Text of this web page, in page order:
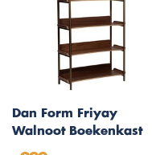
Dan Form Friyay
Walnoot Boekenkast